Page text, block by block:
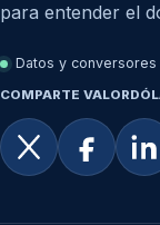
para entender el
Datos y
COMPARTE